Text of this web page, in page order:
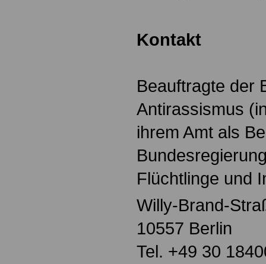
Kontakt
Beauftragte der
Antirassismus
ihrem Amt als
Flüchtlinge und
Willy-Brand-
10557 Berlin
Tel. +49 30